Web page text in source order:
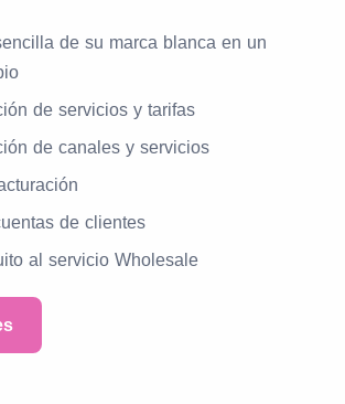
de su marca blanca en un
de servicios y tarifas
de canales y servicios
de clientes
al servicio Wholesale